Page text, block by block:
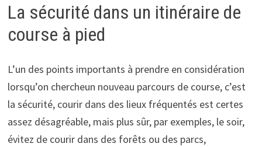
La sécurité dans un itinéraire de
course à pied
L’un des points importants à prendre en considération
lorsqu’on chercheun nouveau parcours de course, c’est
la sécurité, courir dans des lieux fréquentés est certes
assez désagréable, mais plus sûr, par exemples, le soir,
évitez de courir dans des forêts ou des parcs,